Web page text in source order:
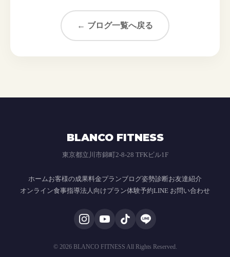
← ブログ一覧へ戻る
BLANCO FITNESS
東京都立川市錦町2-8-28 TFKビル1F
ホームお客様の成果料金プランブログ姿勢診断お友達紹介
オンライン食事指導法人向けプラン体験予約LINE お問い合わせ
© 2026 BLANCO FITNESS All Rights Reserved.